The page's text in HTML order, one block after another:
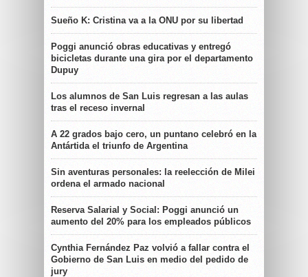
Sueño K: Cristina va a la ONU por su libertad
Poggi anunció obras educativas y entregó
bicicletas durante una gira por el departamento
Dupuy
Los alumnos de San Luis regresan a las aulas
tras el receso invernal
A 22 grados bajo cero, un puntano celebró en la
Antártida el triunfo de Argentina
Sin aventuras personales: la reelección de Milei
ordena el armado nacional
Reserva Salarial y Social: Poggi anunció un
aumento del 20% para los empleados públicos
Cynthia Fernández Paz volvió a fallar contra el
Gobierno de San Luis en medio del pedido de
jury